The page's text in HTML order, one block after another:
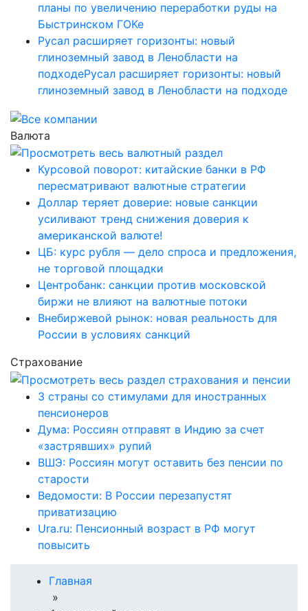
планы по увеличению переработки руды на
Быстринском ГОКе
Русал расширяет горизонты: новый
глиноземный завод в Ленобласти на
подходеРусал расширяет горизонты: новый
глиноземный завод в Ленобласти на подходе
Валюта
Курсовой поворот: китайские банки в РФ
пересматривают валютные стратегии
Доллар теряет доверие: новые санкции
усиливают тренд снижения доверия к
американской валюте!
ЦБ: курс рубля — дело спроса и предложения,
не торговой площадки
Центробанк: санкции против московской
биржи не влияют на валютные потоки
Внебиржевой рынок: новая реальность для
России в условиях санкций
Страхование
3 страны со стимулами для иностранных
пенсионеров
Дума: Россиян отправят в Индию за счет
«застрявших» рупий
ВШЭ: Россиян могут оставить без пенсии по
старости
Ведомости: В России перезапустят
приватизацию
Ura.ru: Пенсионный возраст в РФ могут
повысить
Главная
»